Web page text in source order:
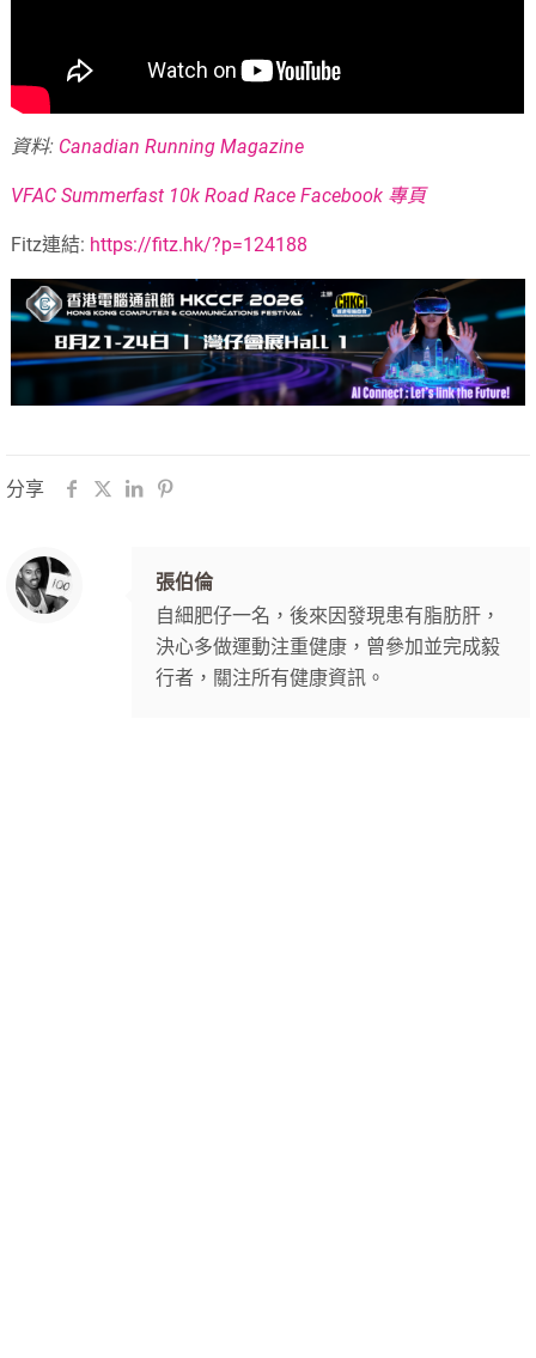
資料: Canadian Running Magazine
VFAC Summerfast 10k Road Race Facebook 專頁
Fitz連結: https://fitz.hk/?p=124188
分享
張伯倫
自細肥仔一名，後來因發現患有脂肪肝，
決心多做運動注重健康，曾參加並完成毅
行者，關注所有健康資訊。